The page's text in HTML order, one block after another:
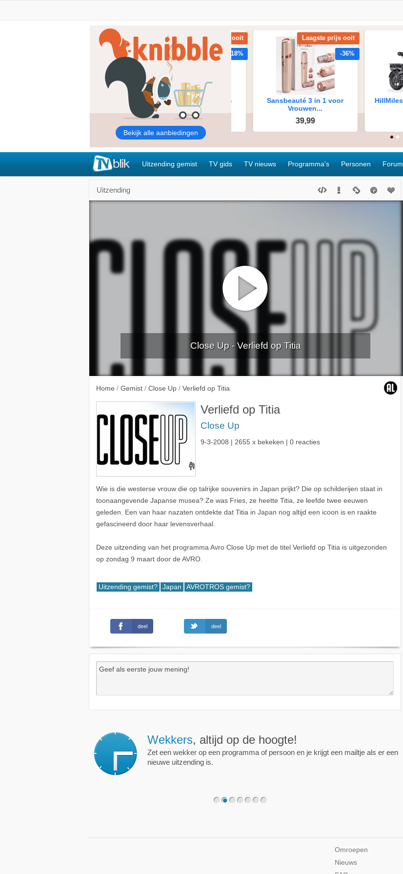
Uitzending gemist TV gids TV nieuws Programma's Personen Forum
Uitzending
Close Up - Verliefd op Titia
Home / Gemist / Close Up / Verliefd op Titia
Verliefd op Titia
Close Up
9-3-2008 | 2655 x bekeken | 0 reacties
Wie is die westerse vrouw die op talrijke souvenirs in Japan prijkt? Die op schilderijen staat in
toonaangevende Japanse musea? Ze was Fries, ze heette Titia, ze leefde twee eeuwen
geleden. Een van haar nazaten ontdekte dat Titia in Japan nog altijd een icoon is en raakte
gefascineerd door haar levensverhaal.
Deze uitzending van het programma Avro Close Up met de titel Verliefd op Titia is uitgezonden
op zondag 9 maart door de AVRO.
Uitzending gemist? Japan AVROTROS gemist?
deel deel
Wekkers, altijd op de hoogte!
Zet een wekker op een programma of persoon en je krijgt een mailtje als er een
nieuwe uitzending is.
Omroepen
Nieuws